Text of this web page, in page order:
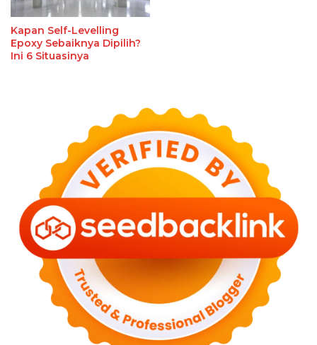
Kapan Self-Levelling
Epoxy Sebaiknya Dipilih?
Ini 6 Situasinya